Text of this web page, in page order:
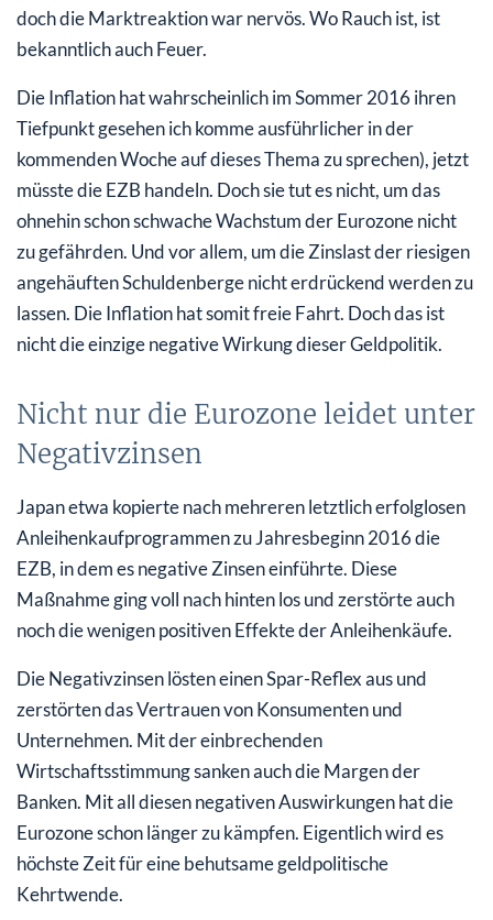
doch die Marktreaktion war nervös. Wo Rauch ist, ist
bekanntlich auch Feuer.
Die Inflation hat wahrscheinlich im Sommer 2016 ihren
Tiefpunkt gesehen ich komme ausführlicher in der
kommenden Woche auf dieses Thema zu sprechen), jetzt
müsste die EZB handeln. Doch sie tut es nicht, um das
ohnehin schon schwache Wachstum der Eurozone nicht
zu gefährden. Und vor allem, um die Zinslast der riesigen
angehäuften Schuldenberge nicht erdrückend werden zu
lassen. Die Inflation hat somit freie Fahrt. Doch das ist
nicht die einzige negative Wirkung dieser Geldpolitik.
Nicht nur die Eurozone leidet unter
Negativzinsen
Japan etwa kopierte nach mehreren letztlich erfolglosen
Anleihenkaufprogrammen zu Jahresbeginn 2016 die
EZB, in dem es negative Zinsen einführte. Diese
Maßnahme ging voll nach hinten los und zerstörte auch
noch die wenigen positiven Effekte der Anleihenkäufe.
Die Negativzinsen lösten einen Spar-Reflex aus und
zerstörten das Vertrauen von Konsumenten und
Unternehmen. Mit der einbrechenden
Wirtschaftsstimmung sanken auch die Margen der
Banken. Mit all diesen negativen Auswirkungen hat die
Eurozone schon länger zu kämpfen. Eigentlich wird es
höchste Zeit für eine behutsame geldpolitische
Kehrtwende.